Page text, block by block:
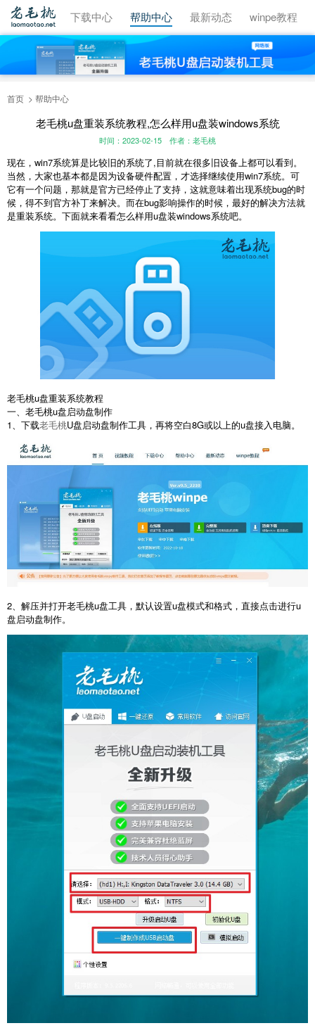
视频教程 下载中心 帮助中心 最新动态 winpe教程
首页 帮助中心
老毛桃u盘重装系统教程,怎么样用u盘装windows系统
时间：2023-02-15 作者：老毛桃
现在，win7系统算是比较旧的系统了,目前就在很多旧设备上都可以看到。
当然，大家也基本都是因为设备硬件配置，才选择继续使用win7系统。可
它有一个问题，那就是官方已经停止了支持，这就意味着出现系统bug的时
候，得不到官方补丁来解决。而在bug影响操作的时候，最好的解决方法就
是重装系统。下面就来看看怎么样用u盘装windows系统吧。
老毛桃u盘重装系统教程
一、老毛桃u盘启动盘制作
1、下载老毛桃U盘启动盘制作工具，再将空白8G或以上的u盘接入电脑。
2、解压并打开老毛桃u盘工具，默认设置u盘模式和格式，直接点击进行u
盘启动盘制作。